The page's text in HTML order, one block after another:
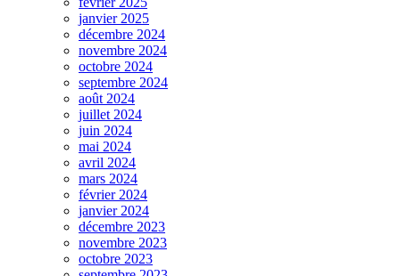
janvier 2025
décembre 2024
novembre 2024
octobre 2024
septembre 2024
août 2024
juillet 2024
juin 2024
mai 2024
avril 2024
mars 2024
février 2024
janvier 2024
décembre 2023
novembre 2023
octobre 2023